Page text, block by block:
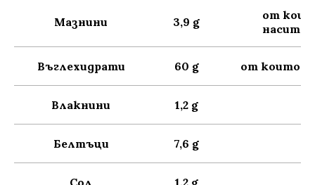
Мазнини 3,9 g
от
Въглехидрати 60 g от които
Влакнини 1,2 g
Белтъци 7,6 g
Сол 1,2 g